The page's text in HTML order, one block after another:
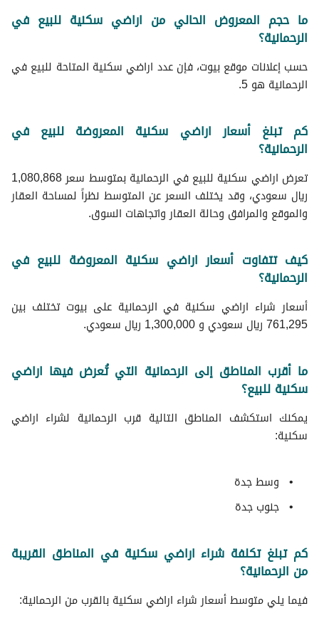
ما حجم المعروض الحالي من اراضي سكنية للبيع في
الرحمانية؟
حسب إعلانات موقع بيوت، فإن عدد اراضي سكنية المتاحة للبيع في
الرحمانية هو 5.
كم تبلغ أسعار اراضي سكنية المعروضة للبيع في
الرحمانية؟
تعرض اراضي سكنية للبيع في الرحمانية بمتوسط سعر 1,080,868
ريال سعودي، وقد يختلف السعر عن المتوسط نظراً لمساحة العقار
والموقع والمرافق وحالة العقار واتجاهات السوق.
كيف تتفاوت أسعار اراضي سكنية المعروضة للبيع في
الرحمانية؟
أسعار شراء اراضي سكنية في الرحمانية على بيوت تختلف بين
761,295 ريال سعودي و 1,300,000 ريال سعودي.
ما أقرب المناطق إلى الرحمانية التي تُعرض فيها اراضي
سكنية للبيع؟
يمكنك استكشف المناطق التالية قرب الرحمانية لشراء اراضي
سكنية:
وسط جدة
جنوب جدة
كم تبلغ تكلفة شراء اراضي سكنية في المناطق القريبة
من الرحمانية؟
فيما يلي متوسط ​​أسعار شراء اراضي سكنية بالقرب من الرحمانية: